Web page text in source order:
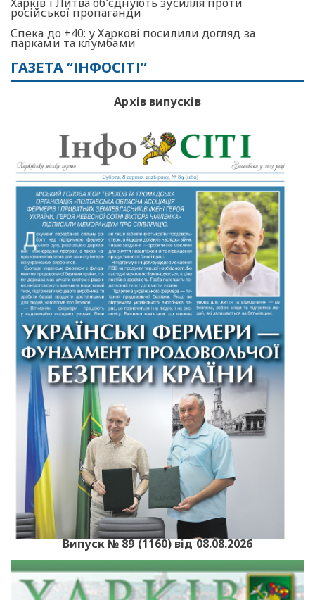
російської пропаганди
Спека до +40: у Харкові посилили догляд за
парками та клумбами
ГАЗЕТА “ІНФОСІТІ”
Архів випусків
Випуск № 89 (1160) від 08.08.2026